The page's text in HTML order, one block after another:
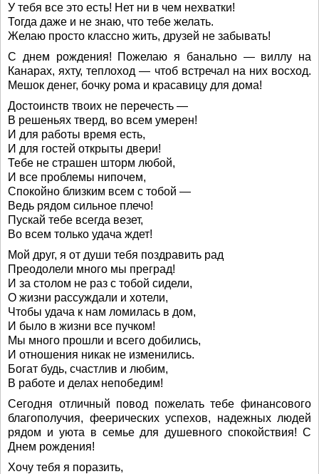
У тебя все это есть! Нет ни в чем нехватки!
Тогда даже и не знаю, что тебе желать.
Желаю просто классно жить, друзей не забывать!
С днем рождения! Пожелаю я банально — виллу на
Канарах, яхту, теплоход — чтоб встречал на них восход.
Мешок денег, бочку рома и красавицу для дома!
Достоинств твоих не перечесть —
В решеньях тверд, во всем умерен!
И для работы время есть,
И для гостей открыты двери!
Тебе не страшен шторм любой,
И все проблемы нипочем,
Спокойно близким всем с тобой —
Ведь рядом сильное плечо!
Пускай тебе всегда везет,
Во всем только удача ждет!
Мой друг, я от души тебя поздравить рад
Преодолели много мы преград!
И за столом не раз с тобой сидели,
О жизни рассуждали и хотели,
Чтобы удача к нам ломилась в дом,
И было в жизни все пучком!
Мы много прошли и всего добились,
И отношения никак не изменились.
Богат будь, счастлив и любим,
В работе и делах непобедим!
Сегодня отличный повод пожелать тебе финансового
благополучия, феерических успехов, надежных людей
рядом и уюта в семье для душевного спокойствия! С
Днем рождения!
Хочу тебя я поразить,